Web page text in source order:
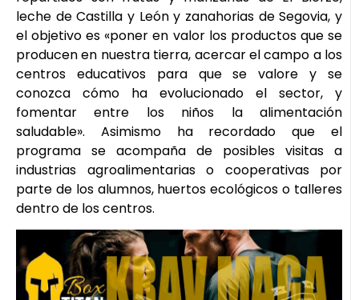
leche de Castilla y León y zanahorias de Segovia, y
el objetivo es «poner en valor los productos que se
producen en nuestra tierra, acercar el campo a los
centros educativos para que se valore y se
conozca cómo ha evolucionado el sector, y
fomentar entre los niños la alimentación
saludable». Asimismo ha recordado que el
programa se acompaña de posibles visitas a
industrias agroalimentarias o cooperativas por
parte de los alumnos, huertos ecológicos o talleres
dentro de los centros.